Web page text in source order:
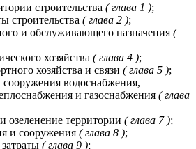
строительства ( глава 1 );
строительства ( глава 2 );
и обслуживающего назначения (
хозяйства ( глава 4 );
хозяйства и связи ( глава 5 );
водоснабжения,
и газоснабжения ( глава
озеленение территории ( глава 7 );
и сооружения ( глава 8 );
( глава 9 );